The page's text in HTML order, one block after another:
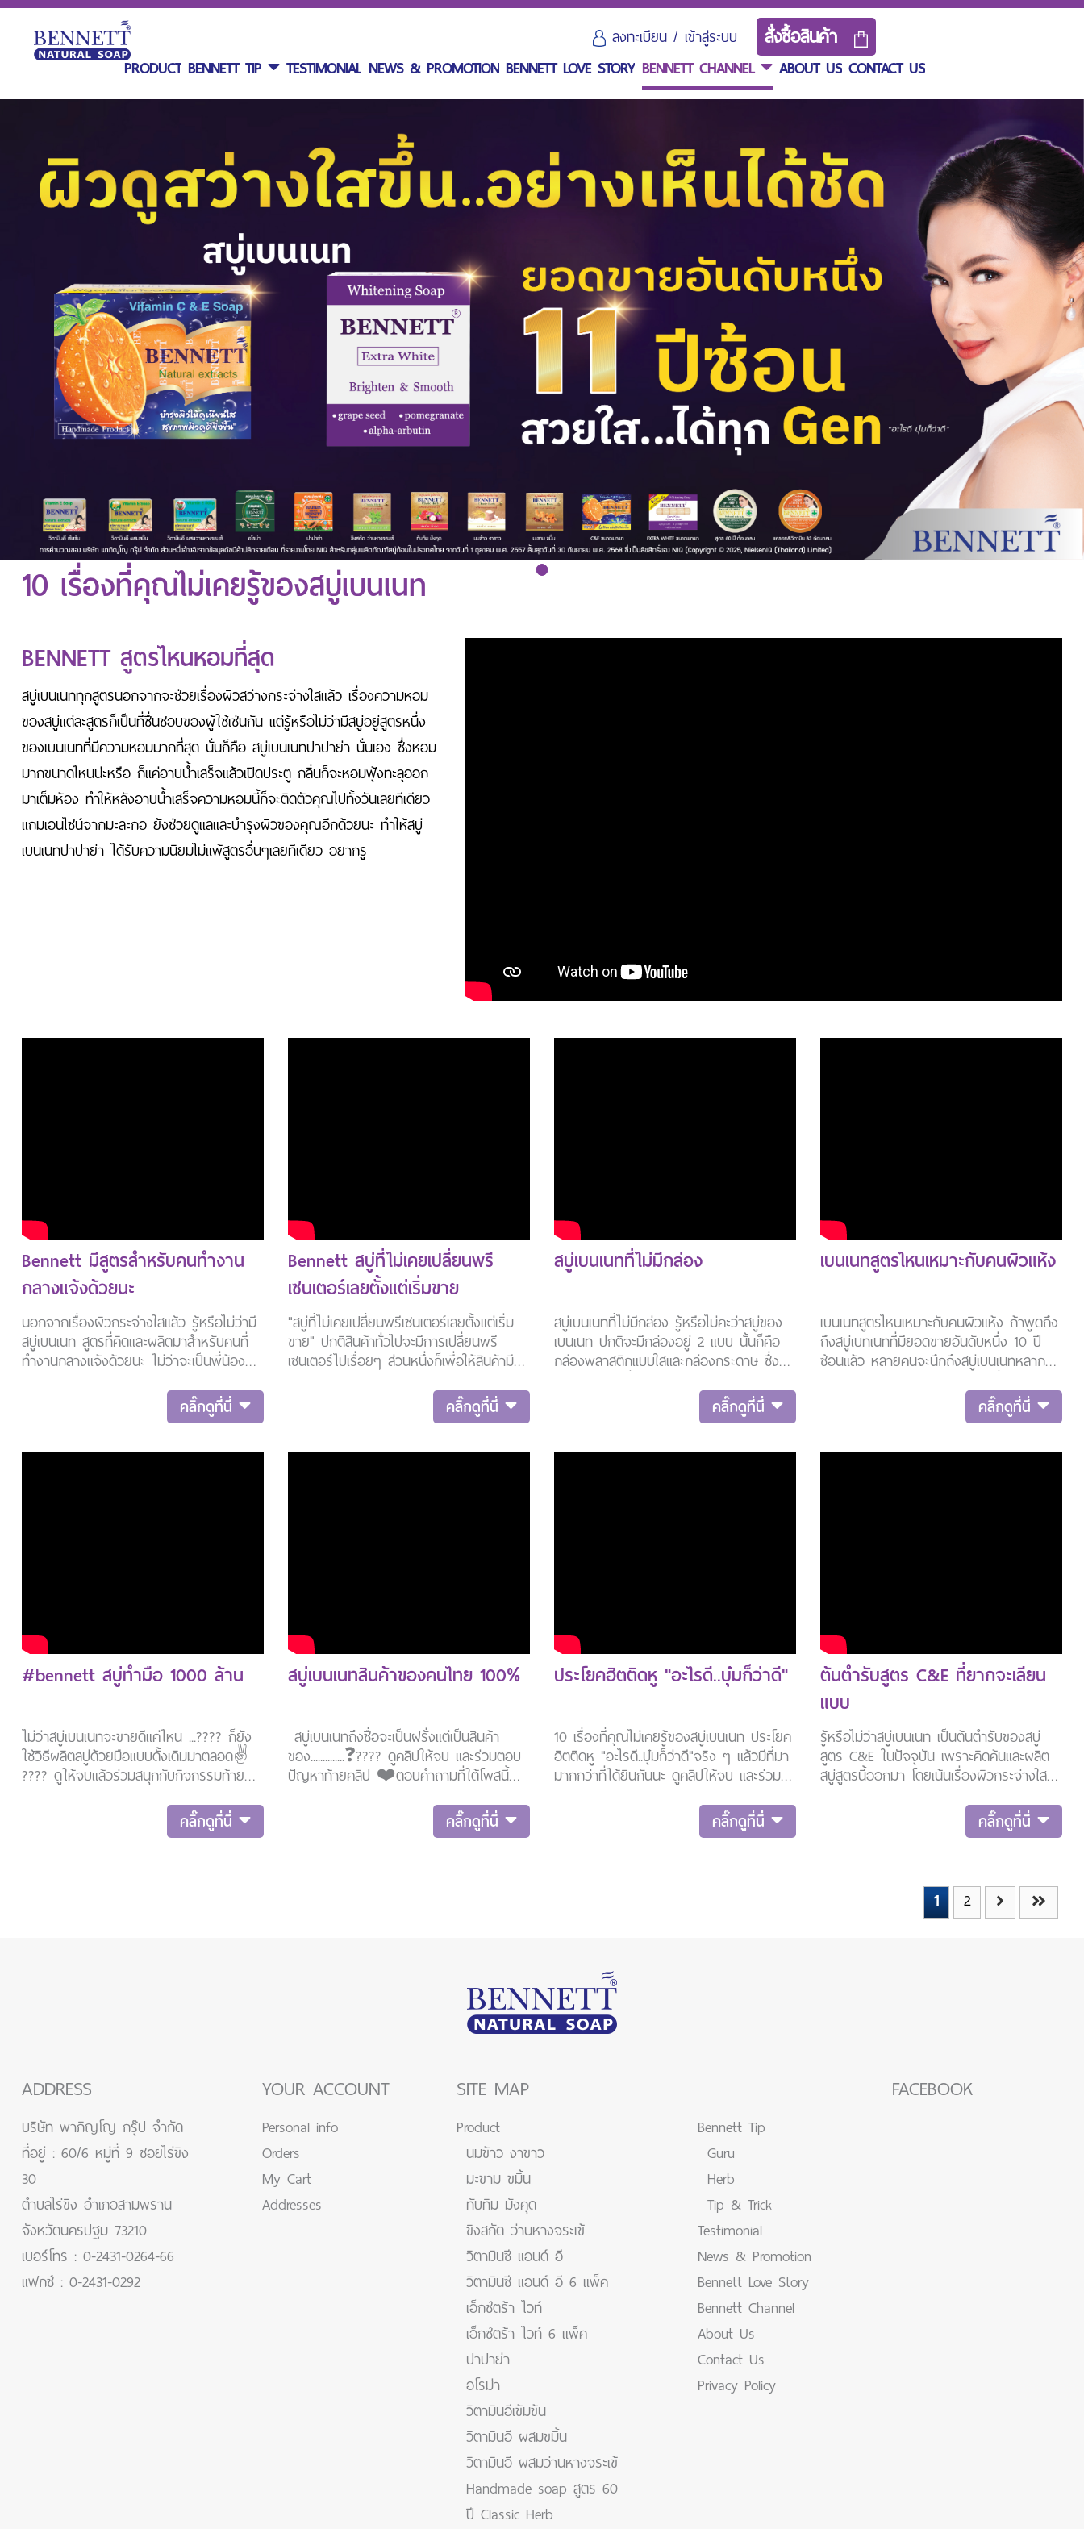
ลงทะเบียน /เข้าสู่ระบบ สั่่งซื้อสินค้า
PRODUCT BENNETT TIP TESTIMONIAL NEWS & PROMOTION BENNETT LOVE STORY BENNETT CHANNEL ABOUT US CONTACT US
10 เรื่องที่คุณไม่เคยรู้ของสบู่เบนเนท
BENNETT สูตรไหนหอมที่สุด
สบู่เบนเนททุกสูตรนอกจากจะช่วยเรื่องผิวสว่างกระจ่างใสแล้ว เรื่องความหอม
ของสบู่แต่ละสูตรก็เป็นที่ชื่นชอบของผู้ใช้เช่นกัน แต่รู้หรือไม่ว่ามีสบู่อยู่สูตรหนึ่ง
ของเบนเนทที่มีความหอมมากที่สุด นั่นก็คือ สบู่เบนเนทปาปาย่า นั่นเอง ซึ่งหอม
มากขนาดไหนน่ะหรือ ก็แค่อาบน้ำเสร็จแล้วเปิดประตู กลิ่นก็จะหอมฟุ้งทะลุออก
มาเต็มห้อง ทำให้หลังอาบน้ำเสร็จความหอมนี้ก็จะติดตัวคุณไปทั้งวันเลยทีเดียว
แถมเอนไซน์จากมะละกอ ยังช่วยดูแลและบำรุงผิวของคุณอีกด้วยนะ ทำให้สบู่
เบนเนทปาปาย่า ได้รับความนิยมไม่แพ้สูตรอื่นๆเลยทีเดียว อยากรู
Bennett มีสูตรสำหรับคนทำงาน
กลางแจ้งด้วยนะ
นอกจากเรื่องผิวกระจ่างใสแล้ว รู้หรือไม่ว่ามี
สบู่เบนเนท สูตรที่คิดและผลิตมาสำหรับคนที่
ทำงานกลางแจ้งด้วยนะ ไม่ว่าจะเป็นพี่น้อง
นักกีฬา นั่นก็คือสบู่เบนเนทสูตรอโรม่า นั่นเอง
ค่ะ โดยสบู่เบนเนทสูตรอโรม่านี้ช่วยในเรื่อง
ของสูตรนี้ก
คลิ๊กดูที่นี่
Bennett สบู่ที่ไม่เคยเปลี่ยนพรี
เซนเตอร์เลยตั้งแต่เริ่มขาย
"สบู่ที่ไม่เคยเปลี่ยนพรีเซนเตอร์เลยตั้งแต่เริ่ม
ขาย" ปกติสินค้าทั่วไปจะมีการเปลี่ยนพรี
เซนเตอร์ไปเรื่อยๆ ส่วนหนึ่งก็เพื่อให้สินค้ามี
คลับ หรือผู้ที่ชื่นชอบภาพลักษณ์ของพรี
เซนเตอร์ในช่วงนั้นๆ เพื่อสร้างความนิยมหรือ
วงศ์ผู้ดี เป
คลิ๊กดูที่นี่
สบู่เบนเนทที่ไม่มีกล่อง
สบู่เบนเนทที่ไม่มีกล่อง รู้หรือไม่คะว่าสบู่ของ
เบนเนท ปกติจะมีกล่องอยู่ 2 แบบ นั้นก็คือ
กล่องพลาสติกแบบใสและกล่องกระดาษ ซึ่งก็
ของสบู่ แต่จะมีสบู่อยู่ 2 สูตรที่พิเศษเพราะ
ไม่มีกล่องค่ะ นั่นก็คือเบนเนทก้อนกลม สูตร
คุณค่าสมุน
คลิ๊กดูที่นี่
เบนเนทสูตรไหนเหมาะกับคนผิวแห้ง
เบนเนทสูตรไหนเหมาะกับคนผิวแห้ง ถ้าพูดถึง
ถึงสบู่เบทเนทที่มียอดขายอันดับหนึ่ง 10 ปี
ซ้อนแล้ว หลายคนจะนึกถึงสบู่เบนเนทหลาก
สูตรในตำนาน อันโด่งดังและเป็นสูตรยอดนิยม
แต่สำหรับคนที่ผิวแห้งเมื่อใช้แล้วอาจรู้สึกว่า
เหมาะกับตัวเ
คลิ๊กดูที่นี่
#bennett สบู่ทำมือ 1000 ล้าน
่ไม่ว่าสบู่เบนเนทจะขายดีแค่ไหน ...???? ก็ยัง
ใช้วิธีผลิตสบู่ด้วยมือแบบดั้งเดิมมาตลอด✌️
???? ดูให้จบแล้วร่วมสนุกกับกิจกรรมท้าย
ขนาด Sample สูตรซีแอนด์อี???????? ตอบ
คำถามที่ใต้โพสนี้ ...นะ ระยะเวลาการร่วมสนุก
คลิ๊กดูที่นี่
สบู่เบนเนทสินค้าของคนไทย 100%
สบู่เบนเนทถึงชื่อจะเป็นฝรั่งแต่เป็นสินค้า
ของ..............❓???? ดูคลิปให้จบ และร่วมตอบ
ปัญหาท้ายคลิป ❤️ตอบคำถามที่ใต้โพสนี้
ขนาด Sample สูตรซีแอนด์อี????????ระยะ
เวลาการร่วมสนุก ตั้งแต่วันนี้ ถึง 2
คลิ๊กดูที่นี่
ประโยคฮิตติดหู "อะไรดี..บุ๋มก็ว่าดี"
10 เรื่องที่คุณไม่เคยรู้ของสบู่เบนเนท ประโยค
ฮิตติดหู "อะไรดี..บุ๋มก็ว่าดี"จริง ๆ แล้วมีที่มา
มากกว่าที่ได้ยินกันนะ ดูคลิปให้จบ และร่วม
สบู่เบนเนท 5 ก้อนขนาด Sample สูตรซี
แอนด์อีตอบคำถามที่ใต้โพสนี้ ...นะระยะเวลา
คลิ๊กดูที่นี่
ต้นตำรับสูตร C&E ที่ยากจะเลียน
แบบ
รู้หรือไม่ว่าสบู่เบนเนท เป็นต้นตำรับของสบู่
สูตร C&E ในปัจจุบัน เพราะคิดค้นและผลิต
สบู่สูตรนี้ออกมา โดยเน้นเรื่องผิวกระจ่างใส
ขายดีทั่วประเทศ แม้จะมีเจ้าอื่นๆ ที่ผลิตตาม
ออกมามากมาย หลายยี่ห้อ แต่เมื่อนึกถึงสบู่
คลิ๊กดูที่นี่
1 2
ADDRESS
บริษัท พาภิญโญ กรุ๊ป จำกัด
ที่อยู่ : 60/6 หมู่ที่ 9 ซอยไร่ขิง
30
ตำบลไร่ขิง อำเภอสามพราน
จังหวัดนครปฐม 73210
เบอร์โทร : 0-2431-0264-66
แฟกซ์ : 0-2431-0292
YOUR ACCOUNT
Personal info
Orders
My Cart
Addresses
SITE MAP
Product
นมข้าว งาขาว
มะขาม ขมิ้น
ทับทิม มังคุด
ขิงสกัด ว่านหางจระเข้
วิตามินซี แอนด์ อี
วิตามินซี แอนด์ อี 6 แพ็ค
เอ็กซ์ตร้า ไวท์
เอ็กซ์ตร้า ไวท์ 6 แพ็ค
ปาปาย่า
อโรม่า
วิตามินอีเข้มข้น
วิตามินอี ผสมขมิ้น
วิตามินอี ผสมว่านหางจระเข้
Handmade soap สูตร 60
ปี Classic Herb
Bennett Tip
Guru
Herb
Tip & Trick
Testimonial
News & Promotion
Bennett Love Story
Bennett Channel
About Us
Contact Us
Privacy Policy
FACEBOOK